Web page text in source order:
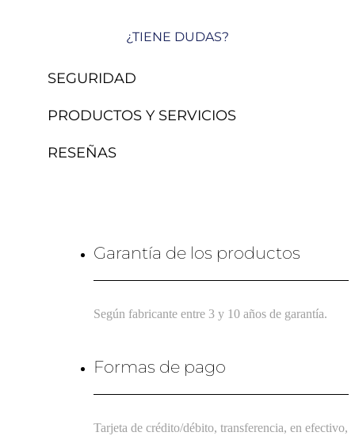
¿TIENE DUDAS?
SEGURIDAD
PRODUCTOS Y SERVICIOS
RESEÑAS
Garantía de los productos
Según fabricante entre 3 y 10 años de garantía.
Formas de pago
Tarjeta de crédito/débito, transferencia, en efectivo,